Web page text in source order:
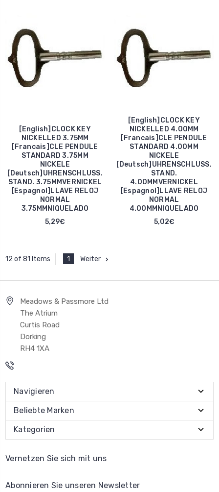
[English]CLOCK KEY
NICKELLED 3.75MM
[Francais]CLE PENDULE
STANDARD 3.75MM
NICKELE
[Deutsch]UHRENSCHLUSS.
STAND. 3.75MMVERNICKEL
[Espagnol]LLAVE RELOJ
NORMAL
3.75MMNIQUELADO
5,29€
[English]CLOCK KEY
NICKELLED 4.00MM
[Francais]CLE PENDULE
STANDARD 4.00MM
NICKELE
[Deutsch]UHRENSCHLUSS.
STAND.
4.00MMVERNICKEL
[Espagnol]LLAVE RELOJ
NORMAL
4.00MMNIQUELADO
5,02€
12 of 81 Items 1 Weiter
Meadows & Passmore Ltd
The Atrium
Curtis Road
Dorking
RH4 1XA
Navigieren
Beliebte Marken
Kategorien
Vernetzen Sie sich mit uns
Abonnieren Sie unseren Newsletter